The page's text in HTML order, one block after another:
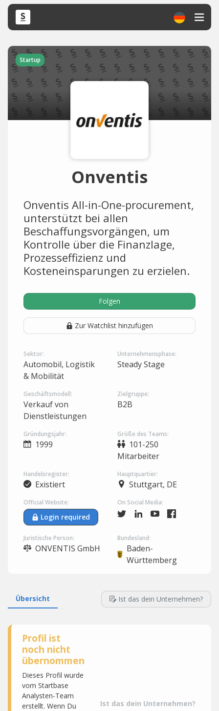
Startup
Onventis
Onventis All-in-One-procurement,
unterstützt bei allen
Beschaffungsvorgängen, um
Kontrolle über die Finanzlage,
Prozesseffizienz und
Kosteneinsparungen zu erzielen.
Folgen
Zur Watchlist hinzufügen
Sektor:
Automobil, Logistik
& Mobilität
Unternehmensphase:
Steady Stage
Geschäftsmodell:
Verkauf von
Dienstleistungen
Zielgruppe:
B2B
Gründungsjahr:
1999
Größe des Teams:
101-250
Mitarbeiter
Handelsregister:
Existiert
Hauptquartier:
Stuttgart, DE
Official Website:
Login required
On Social Media:
Juristische Person:
ONVENTIS GmbH
Bundesland:
Baden-
Württemberg
Übersicht Ist das dein Unternehmen?
Profil ist
noch nicht
übernommen
Dieses Profil wurde
vom Startbase
Analysten-Team
erstellt. Wenn Du
Ist das dein Unternehmen?